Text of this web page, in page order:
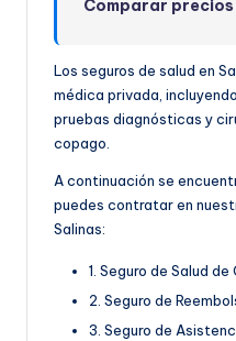
Comparar
Los seguros de salud en
médica privada,
pruebas diagnósticas y
copago.
A continuación se
puedes contratar en
Salinas:
1. Seguro de Salud
2. Seguro de
3. Seguro de